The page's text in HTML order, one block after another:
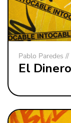
Pablo Paredes
El